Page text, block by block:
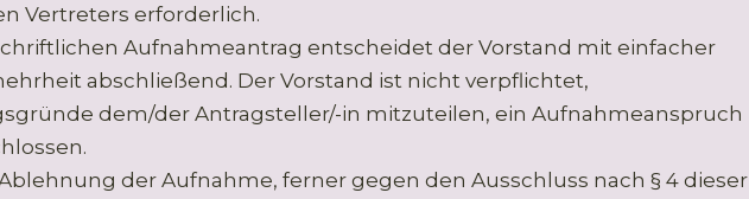
Vertreters erforderlich.
Aufnahmeantrag entscheidet der Vorstand mit einfacher
abschließend. Der Vorstand ist nicht verpflichtet,
dem/der Antragsteller/-in mitzuteilen, ein Aufnahmeanspruch
der Aufnahme, ferner gegen den Ausschluss nach § 4 dieser